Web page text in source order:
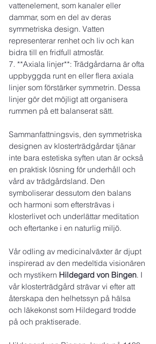
vattenelement, som kanaler eller
dammar, som en del av deras
symmetriska design. Vatten
representerar renhet och liv och kan
bidra till en fridfull atmosfär.
7. **Axiala linjer**: Trädgårdarna är ofta
uppbyggda runt en eller flera axiala
linjer som förstärker symmetrin. Dessa
linjer gör det möjligt att organisera
rummen på ett balanserat sätt.
Sammanfattningsvis, den symmetriska
designen av klosterträdgårdar tjänar
inte bara estetiska syften utan är också
en praktisk lösning för underhåll och
vård av trädgårdsland. Den
symboliserar dessutom den balans
och harmoni som eftersträvas i
klosterlivet och underlättar meditation
och eftertanke i en naturlig miljö.
Vår odling av medicinalväxter är djupt
inspirerad av den medeltida visionären
och mystikern Hildegard von Bingen. I
vår klosterträdgård strävar vi efter att
återskapa den helhetssyn på hälsa
och läkekonst som Hildegard trodde
på och praktiserade.